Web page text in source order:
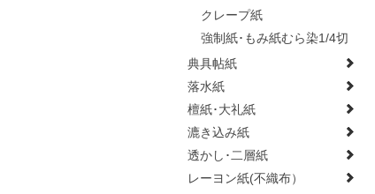
クレープ紙
強制紙･もみ紙むら染1/4切
典具帖紙
落水紙
檀紙･大礼紙
漉き込み紙
透かし･二層紙
レーヨン紙(不織布）